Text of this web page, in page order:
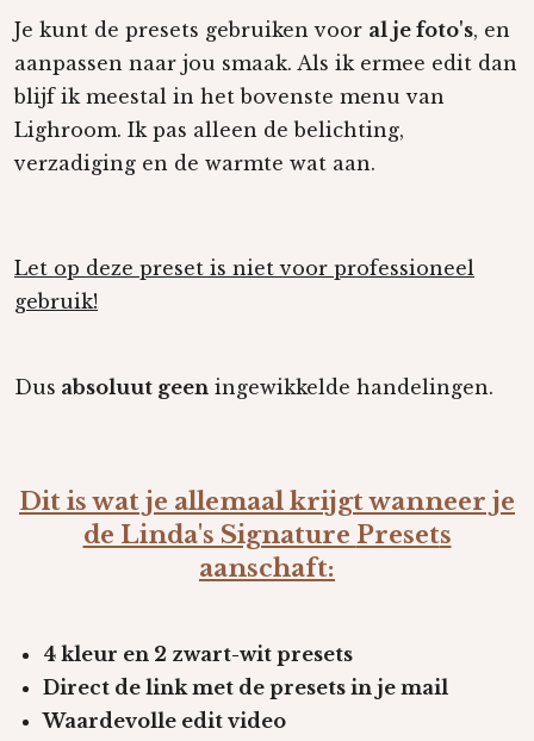
Je kunt de presets gebruiken voor al je foto's, en
aanpassen naar jou smaak. Als ik ermee edit dan
blijf ik meestal in het bovenste menu van
Lighroom. Ik pas alleen de belichting,
verzadiging en de warmte wat aan.
Let op deze preset is niet voor professioneel
gebruik!
Dus absoluut geen ingewikkelde handelingen.
Dit is wat je allemaal krijgt wanneer je
de Linda's Signature Presets
aanschaft:
4 kleur en 2 zwart-wit presets
Direct de link met de presets in je mail
Waardevolle edit video